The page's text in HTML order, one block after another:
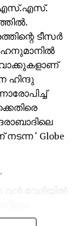
എസ്.എസ്.
ടീസര്‍
ഹനുമാനില്‍
വാക്കുകളാണ്
ഹിന്ദു
‘ Globe
വേദിയില്‍
നേരിട്ട